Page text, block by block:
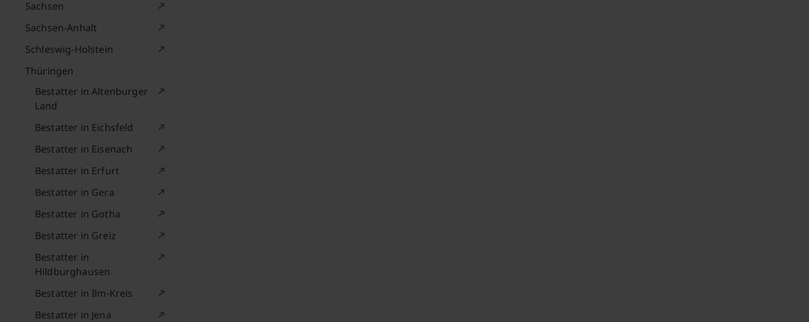
Sachsen
Sachsen-Anhalt
Schleswig-Holstein
Thüringen
Bestatter in Altenburger
Land
Bestatter in Eichsfeld
Bestatter in Eisenach
Bestatter in Erfurt
Bestatter in Gera
Bestatter in Gotha
Bestatter in Greiz
Bestatter in
Hildburghausen
Bestatter in Ilm-Kreis
Bestatter in Jena